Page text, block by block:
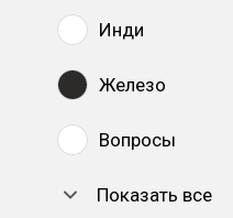
Инди
Железо
Вопросы
Показать все